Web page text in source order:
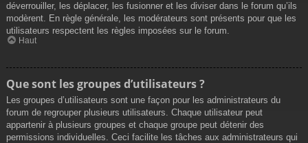
déverrouiller, les déplacer, les fusionner et les diviser dans le forum qu’ils
modèrent. En règle générale, les modérateurs sont présents pour que les
utilisateurs respectent les règles imposées sur le forum.
Haut
Que sont les groupes d’utilisateurs ?
Les groupes d’utilisateurs sont une façon pour les administrateurs du
forum de regrouper plusieurs utilisateurs. Chaque utilisateur peut
appartenir à plusieurs groupes et chaque groupe peut détenir des
permissions individuelles. Ceci facilite les tâches aux administrateurs qui